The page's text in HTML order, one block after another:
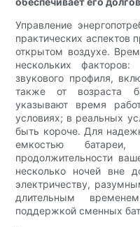
Управление
практических аспектов
открытом воздухе.
нескольких факторов:
звукового профиля,
также от возраста
указывают время
условиях; в реальных
быть короче. Для
емкостью батареи,
продолжительности
несколько ночей вне
электричеству,
длительным
поддержкой сменных